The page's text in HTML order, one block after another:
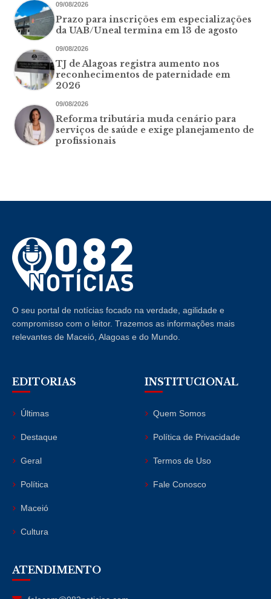
09/08/2026
Prazo para inscrições em especializações
da UAB/Uneal termina em 13 de agosto
09/08/2026
TJ de Alagoas registra aumento nos
reconhecimentos de paternidade em
2026
09/08/2026
Reforma tributária muda cenário para
serviços de saúde e exige planejamento de
profissionais
O seu portal de notícias focado na verdade, agilidade e
compromisso com o leitor. Trazemos as informações mais
relevantes de Maceió, Alagoas e do Mundo.
EDITORIAS
Últimas
Destaque
Geral
Política
Maceió
Cultura
INSTITUCIONAL
Quem Somos
Política de Privacidade
Termos de Uso
Fale Conosco
ATENDIMENTO